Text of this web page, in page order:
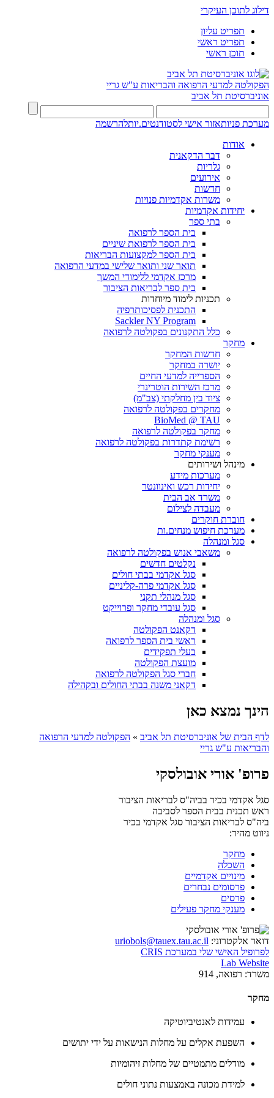
דילוג לתוכן העיקרי
תפריט עליון
תפריט ראשי
תוכן ראשי
הפקולטה למדעי הרפואה והבריאות ע"ש גריי
אוניברסיטת תל אביב
מערכת פניותאזור אישי לסטודנטים.יותלהרשמה
אודות
דבר הדקאנית
גלריות
אירועים
חדשות
משרות אקדמיות פנויות
יחידות אקדמיות
בתי ספר
בית הספר לרפואה
בית הספר לרפואת שיניים
בית הספר למקצועות הבריאות
תואר שני ותואר שלישי במדעי הרפואה
מרכז אקדמי ללימודי המשך
בית ספר לבריאות הציבור
תכניות לימוד מיוחדות
התכנית לפסיכותרפיה
Sackler NY Program
כלל התקנונים בפקולטה לרפואה
מחקר
חדשות המחקר
יושרה במחקר
הספרייה למדעי החיים
מרכז השירות הוטרינרי
ציוד בין מחלקתי (צב"מ)
מחקרים בפקולטה לרפואה
BioMed @ TAU
מחקר בפקולטה לרפואה
רשימת קתדרות בפקולטה לרפואה
מענקי מחקר
מינהל ושירותים
מערכות מידע
יחידות רכש ואינוונטר
משרד אב הבית
מעבדה לצילום
חוברת חוקרים
מערכת חיפוש מנחים.ות
סגל ומנהלה
משאבי אנוש בפקולטה לרפואה
נקלטים חדשים
סגל אקדמי בבתי חולים
סגל אקדמי פרה-קליניים
סגל מנהלי תקני
סגל עובדי מחקר ופרוייקט
סגל ומנהלה
דקאנט הפקולטה
ראשי בית הספר לרפואה
בעלי תפקידים
מועצת הפקולטה
חברי סגל הפקולטה לרפואה
דקאני משנה בבתי החולים ובקהילה
הינך נמצא כאן
לדף הבית של אוניברסיטת תל אביב » הפקולטה למדעי הרפואה
והבריאות ע"ש גריי
פרופ' אורי אובולסקי
סגל אקדמי בכיר בביה"ס לבריאות הציבור
ראש תכנית בבית הספר לסביבה
ביה"ס לבריאות הציבור סגל אקדמי בכיר
ניווט מהיר:
מחקר
השכלה
מינויים אקדמיים
פרסומים נבחרים
פרסים
מענקי מחקר פעילים
דואר אלקטרוני: uriobols@tauex.tau.ac.il
לפרופיל האישי שלי במערכת CRIS
Lab Website
משרד: רפואה, 914
מחקר
עמידות לאנטיביוטיקה
השפעת אקלים על מחלות הנישאות על ידי יתושים
מודלים מתמטיים של מחלות זיהומיות
למידת מכונה באמצעות נתוני חולים